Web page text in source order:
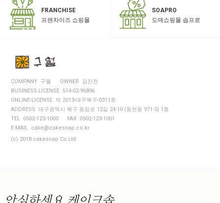
FRANCHISE
프랜차이즈 쇼핑몰
SOAPRO
도매쇼핑몰 솝프로
COMPANY 구월
OWNER 김진천
BUSINESS LICENSE 514-02-96896
ONLINE-LICENSE 제 2013-대구북구-0311호
ADDRESS 대구광역시 북구 동암로 12길 24-10 (동천동 971-5) 1층
TEL 0502-123-1000
FAX 0502-123-1001
E-MAIL cake@cakesoap.co.kr
(c) 2018 cakesoap Co.Ltd